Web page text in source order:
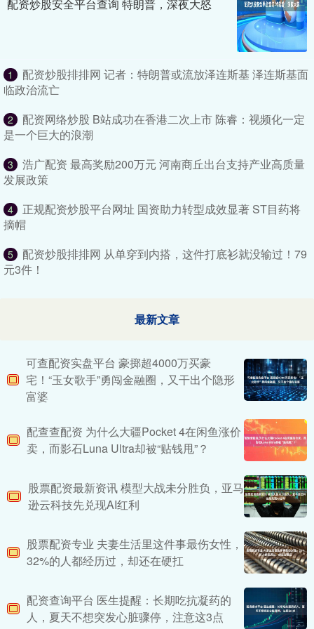
配资炒股安全平台查询 特朗普，深夜大怒
1
配资炒股排排网 记者：特朗普或流放泽连斯基 泽连斯基面
临政治流亡
2
配资网络炒股 B站成功在香港二次上市 陈睿：视频化一定
是一个巨大的浪潮
3
浩广配资 最高奖励200万元 河南商丘出台支持产业高质量
发展政策
4
正规配资炒股平台网址 国资助力转型成效显著 ST目药将
摘帽
5
配资炒股排排网 从单穿到内搭，这件打底衫就没输过！79
元3件！
最新文章
可查配资实盘平台 豪掷超4000万买豪
宅！“玉女歌手”勇闯金融圈，又干出个隐形
富婆
配查查配资 为什么大疆Pocket 4在闲鱼涨价
卖，而影石Luna Ultra却被“贴钱甩”？
股票配资最新资讯 模型大战未分胜负，亚马
逊云科技先兑现AI红利
股票配资专业 夫妻生活里这件事最伤女性，
32%的人都经历过，却还在硬扛
配资查询平台 医生提醒：长期吃抗凝药的
人，夏天不想突发心脏骤停，注意这3点